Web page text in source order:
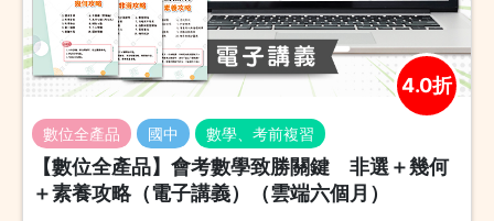
4.0折
數位全產品 國中 數學、考前複習
【數位全產品】會考數學致勝關鍵 非選＋幾何
＋素養攻略（電子講義）（雲端六個月）